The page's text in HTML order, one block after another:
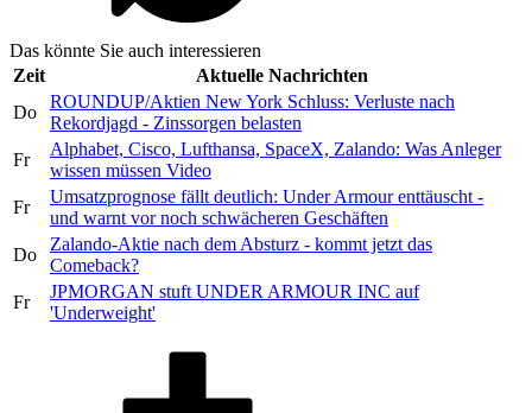
Das könnte Sie auch interessieren
Zeit
Aktuelle Nachrichten
Do
ROUNDUP/Aktien New York Schluss: Verluste nach
Rekordjagd - Zinssorgen belasten
Fr
Alphabet, Cisco, Lufthansa, SpaceX, Zalando: Was Anleger
wissen müssen Video
Fr
Umsatzprognose fällt deutlich: Under Armour enttäuscht -
und warnt vor noch schwächeren Geschäften
Do
Zalando-Aktie nach dem Absturz - kommt jetzt das
Comeback?
Fr
JPMORGAN stuft UNDER ARMOUR INC auf
'Underweight'